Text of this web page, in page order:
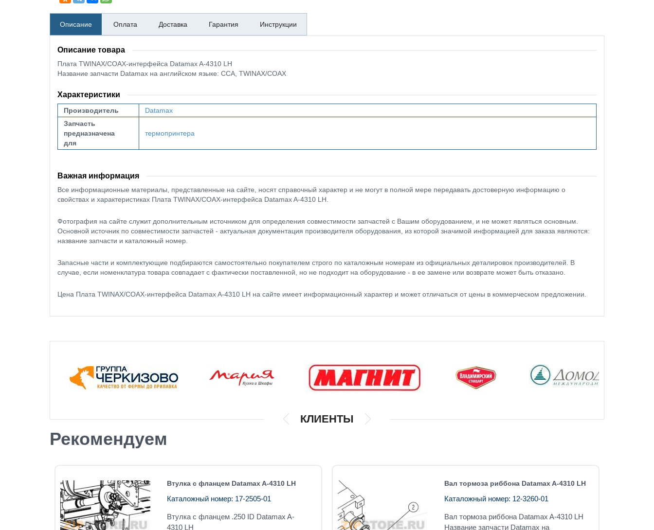
Описание Оплата Доставка Гарантия Инструкции
Описание товара
Плата TWINAX/COAX-интерфейса Datamax A-4310 LH
Название запчасти Datamax на английском языке: CCA, TWINAX/COAX
Характеристики
Производитель
Datamax
Запчасть
предназначена
для
термопринтера
Важная информация
Все информационные материалы, представленные на сайте, носят справочный характер и не могут в полной мере передавать достоверную информацию о
свойствах и характеристиках Плата TWINAX/COAX-интерфейса Datamax A-4310 LH.
Фотография на сайте служит дополнительным источником для определения совместимости запчастей с Вашим оборудованием, и не может являться основным.
Основной источник по совместимости запчастей - актуальная документация производителя оборудования, из которой значимой информацией для заказа являются:
название запчасти и каталожный номер.
Запасные части и комплектующие подбираются самостоятельно покупателем строго по каталожным номерам из официальных деталировок производителей. В
случае, если номенклатура товара совпадает с фактически поставленной, но не подходит на оборудование - в ее замене или возврате может быть отказано.
Цена Плата TWINAX/COAX-интерфейса Datamax A-4310 LH на сайте имеет информационный характер и может отличаться от цены в коммерческом предложении.
КЛИЕНТЫ
Рекомендуем
Втулка с фланцем Datamax A-4310 LH
Каталожный номер: 17-2505-01
Втулка с фланцем.250 ID Datamax A-
4310 LH
Вал тормоза риббона Datamax A-4310 LH
Каталожный номер: 12-3260-01
Вал тормоза риббонаDatamax A-4310 LH
Название запчасти Datamax на